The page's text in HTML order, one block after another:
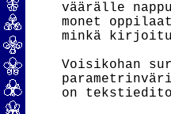
väärälle
monet
minkä
Voisikohan
on